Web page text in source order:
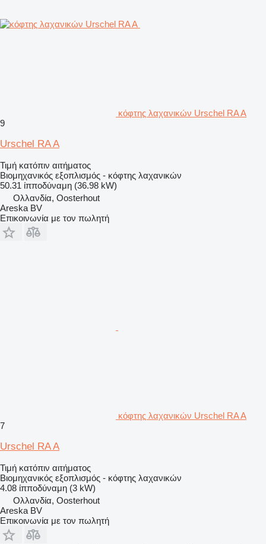
κόφτης λαχανικών Urschel RA A
9
Urschel RA A
Τιμή κατόπιν αιτήματος
Βιομηχανικός εξοπλισμός - κόφτης λαχανικών
50.31 ίπποδύναμη (36.98 kW)
Ολλανδία, Oosterhout
Areska BV
Επικοινωνία με τον πωλητή
κόφτης λαχανικών Urschel RA A
7
Urschel RA A
Τιμή κατόπιν αιτήματος
Βιομηχανικός εξοπλισμός - κόφτης λαχανικών
4.08 ίπποδύναμη (3 kW)
Ολλανδία, Oosterhout
Areska BV
Επικοινωνία με τον πωλητή